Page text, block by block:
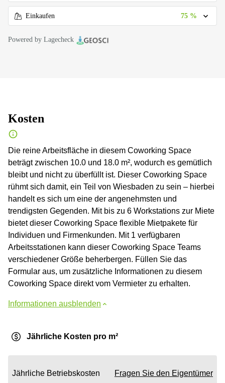
Einkaufen 75 %
Powered by Lagecheck
Kosten
Die reine Arbeitsfläche in diesem Coworking Space
beträgt zwischen 10.0 und 18.0 m², wodurch es gemütlich
bleibt und nicht zu überfüllt ist. Dieser Coworking Space
rühmt sich damit, ein Teil von Wiesbaden zu sein – hierbei
handelt es sich um eine der angenehmsten und
trendigsten Gegenden. Mit bis zu 6 Workstations zur Miete
bietet dieser Coworking Space flexible Mietpakete für
Individuen und Firmenkunden. Mit 1 verfügbaren
Arbeitsstationen kann dieser Coworking Space Teams
verschiedener Größe beherbergen. Füllen Sie das
Formular aus, um zusätzliche Informationen zu diesem
Coworking Space direkt vom Vermieter zu erhalten.
Informationen ausblenden
Jährliche Kosten pro m²
Jährliche Betriebskosten Fragen Sie den Eigentümer